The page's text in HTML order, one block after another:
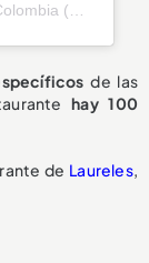
Una publicación compartida de Kokoriko Colombia (@kokoriko_colombia)
de las
hay 100
de Laureles,